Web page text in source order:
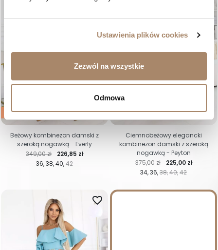
Ustawienia plików cookies
Zezwól na wszystkie
Odmowa
-35%
36 38 40 42
Cena regularna
349,00 zł Cena
226,85 zł
Beżowy kombinezon damski z
szeroką nogawką - Everly
-40%
34 36 38 40 42
Cena regularna
375,00 zł Cena
225,00 zł
Ciemnobeżowy elegancki
kombinezon damski z szeroką
nogawką - Peyton
favorite_border